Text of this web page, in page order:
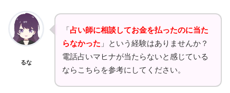
るな
「 占い師に相談してお金を払ったのに当た
らなかった 」という経験はありませんか？
電話占いマヒナが当たらないと感じている
ならこちらを参考にしてください。